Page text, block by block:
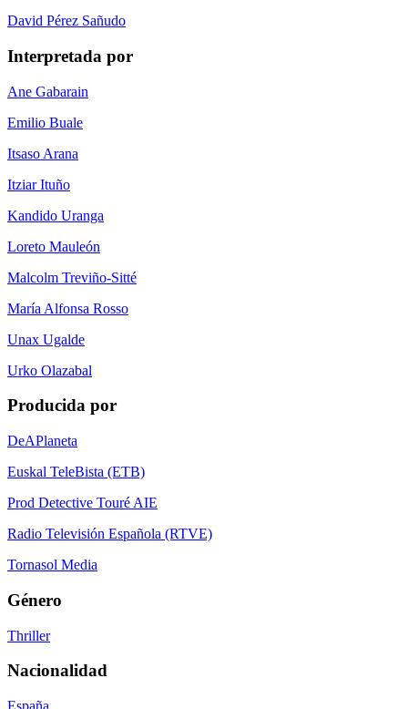
David Pérez Sañudo
Interpretada por
Ane Gabarain
Emilio Buale
Itsaso Arana
Itziar Ituño
Kandido Uranga
Loreto Mauleón
Malcolm Treviño-Sitté
María Alfonsa Rosso
Unax Ugalde
Urko Olazabal
Producida por
DeAPlaneta
Euskal TeleBista (ETB)
Prod Detective Touré AIE
Radio Televisión Española (RTVE)
Tornasol Media
Género
Thriller
Nacionalidad
España